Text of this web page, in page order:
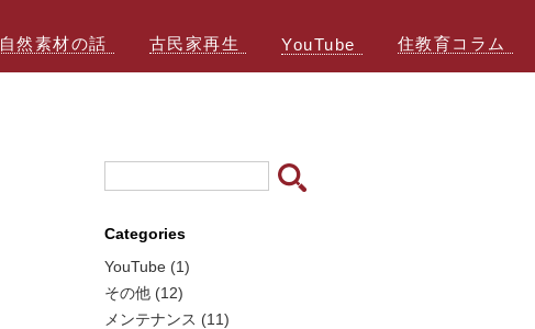
自然素材の話 古民家再生 YouTube 住教育コラム
Categories
YouTube (1)
その他 (12)
メンテナンス (11)